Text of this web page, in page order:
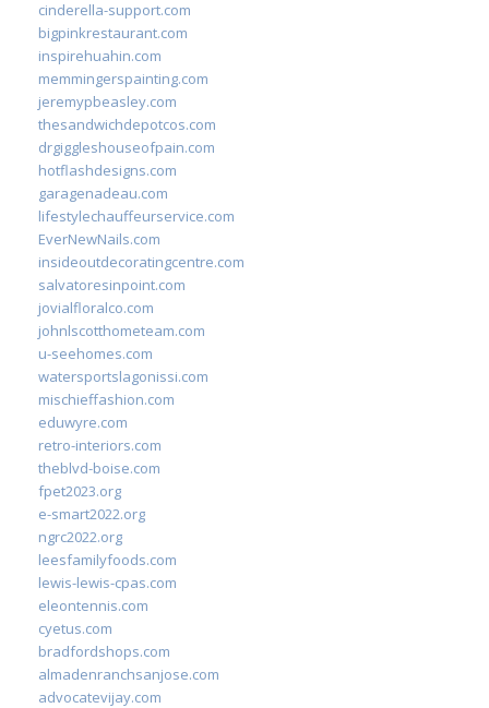
cinderella-support.com
bigpinkrestaurant.com
inspirehuahin.com
memmingerspainting.com
jeremypbeasley.com
thesandwichdepotcos.com
drgiggleshouseofpain.com
hotflashdesigns.com
garagenadeau.com
lifestylechauffeurservice.com
EverNewNails.com
insideoutdecoratingcentre.com
salvatoresinpoint.com
jovialfloralco.com
johnlscotthometeam.com
u-seehomes.com
watersportslagonissi.com
mischieffashion.com
eduwyre.com
retro-interiors.com
theblvd-boise.com
fpet2023.org
e-smart2022.org
ngrc2022.org
leesfamilyfoods.com
lewis-lewis-cpas.com
eleontennis.com
cyetus.com
bradfordshops.com
almadenranchsanjose.com
advocatevijay.com